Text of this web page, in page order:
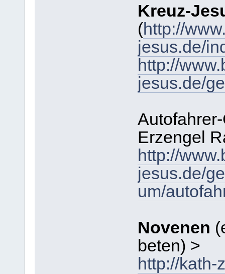
Kreuz-
(http://
jesus.de/
http://
jesus.de/
Erzengel
http://
jesus.de/
um/
Novenen
beten) >
http://kath-